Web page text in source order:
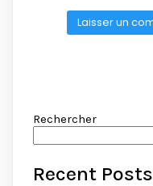
Rechercher
Recent Posts